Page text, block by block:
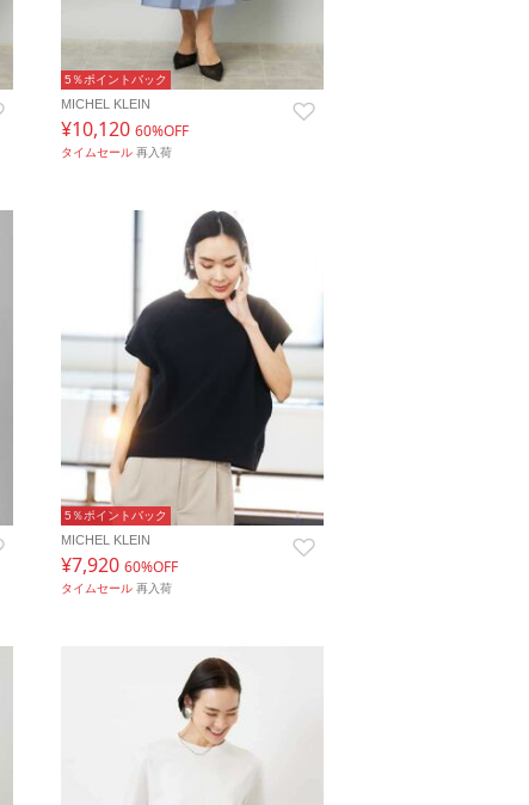
5％ポイントバック
MICHEL KLEIN
¥10,120 60%OFF
タイムセール 再入荷
5％ポイントバック
MICHEL KLEIN
¥7,920 60%OFF
タイムセール 再入荷